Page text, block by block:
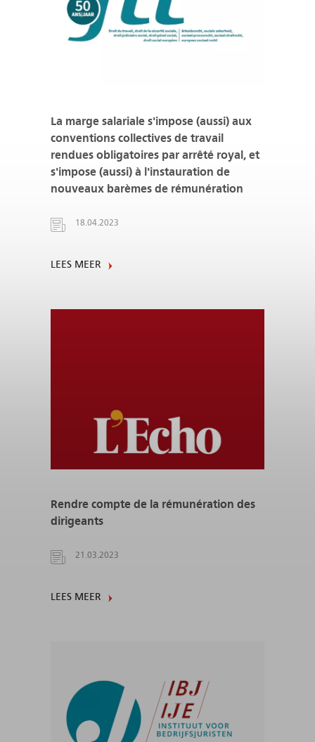
La marge salariale s'impose (aussi) aux
conventions collectives de travail
rendues obligatoires par arrêté royal, et
s'impose (aussi) à l'instauration de
nouveaux barèmes de rémunération
18.04.2023
LEES MEER
Rendre compte de la rémunération des
dirigeants
21.03.2023
LEES MEER